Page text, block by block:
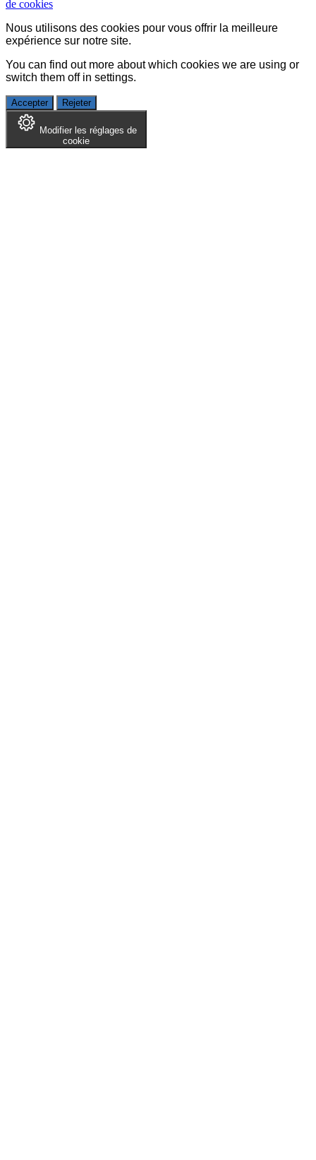
de cookies
Nous utilisons des cookies pour vous offrir la meilleure
expérience sur notre site.
You can find out more about which cookies we are using or
switch them off in settings.
Accepter Rejeter
Modifier les réglages de
cookie